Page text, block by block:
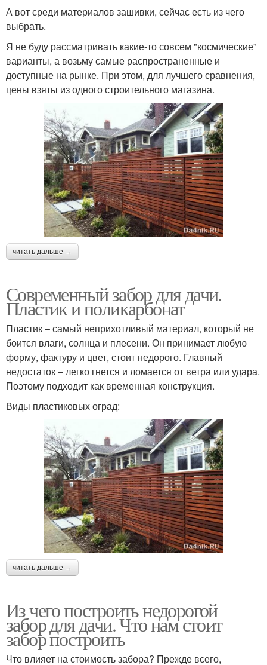
А вот среди материалов зашивки, сейчас есть из чего
выбрать.
Я не буду рассматривать какие-то совсем "космические"
варианты, а возьму самые распространенные и
доступные на рынке. При этом, для лучшего сравнения,
цены взяты из одного строительного магазина.
читать дальше →
Современный забор для дачи.
Пластик и поликарбонат
Пластик – самый неприхотливый материал, который не
боится влаги, солнца и плесени. Он принимает любую
форму, фактуру и цвет, стоит недорого. Главный
недостаток – легко гнется и ломается от ветра или удара.
Поэтому подходит как временная конструкция.
Виды пластиковых оград:
читать дальше →
Из чего построить недорогой
забор для дачи. Что нам стоит
забор построить
Что влияет на стоимость забора? Прежде всего,